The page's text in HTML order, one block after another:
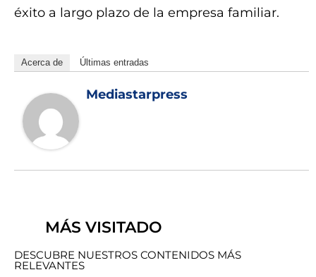
éxito a largo plazo de la empresa familiar.
Acerca de Últimas entradas
Mediastarpress
MÁS VISITADO
DESCUBRE NUESTROS CONTENIDOS MÁS
RELEVANTES